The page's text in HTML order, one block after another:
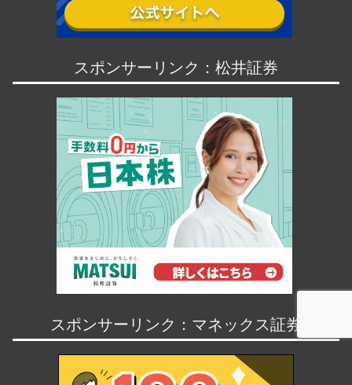
スポンサーリンク：松井証券
スポンサーリンク：マネックス証券